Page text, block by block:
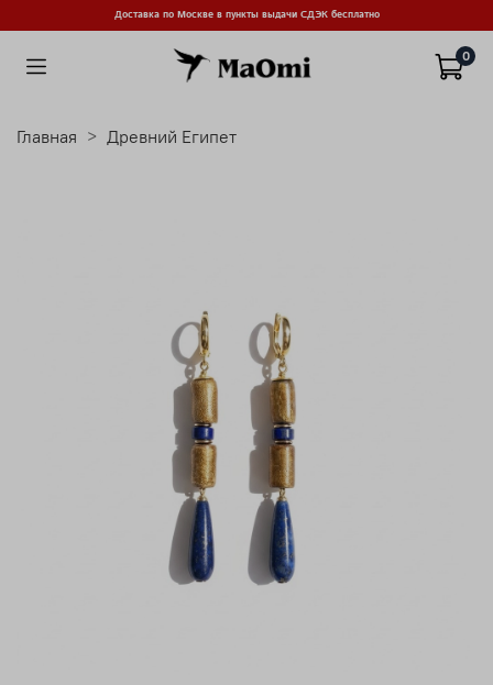
Доставка по Москве в пункты выдачи СДЭК бесплатно
0
Главная Древний Египет